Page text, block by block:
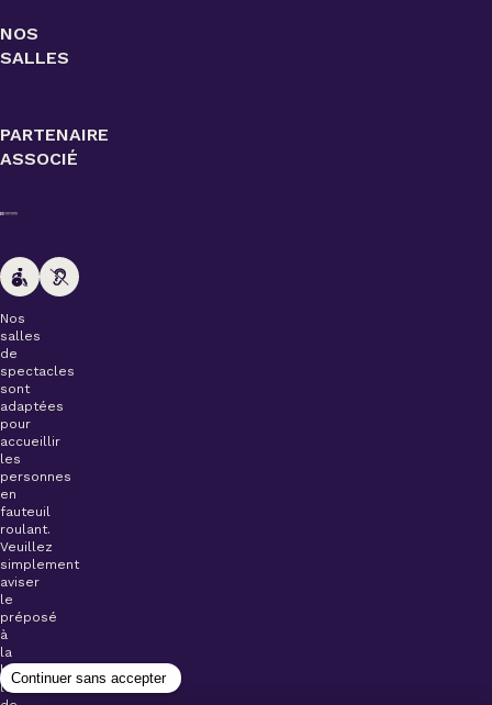
NOS
SALLES
PARTENAIRE
ASSOCIÉ
Nos
salles
de
spectacles
sont
adaptées
pour
accueillir
les
personnes
en
fauteuil
roulant.
Veuillez
simplement
aviser
le
préposé
à
la
billetterie
lors